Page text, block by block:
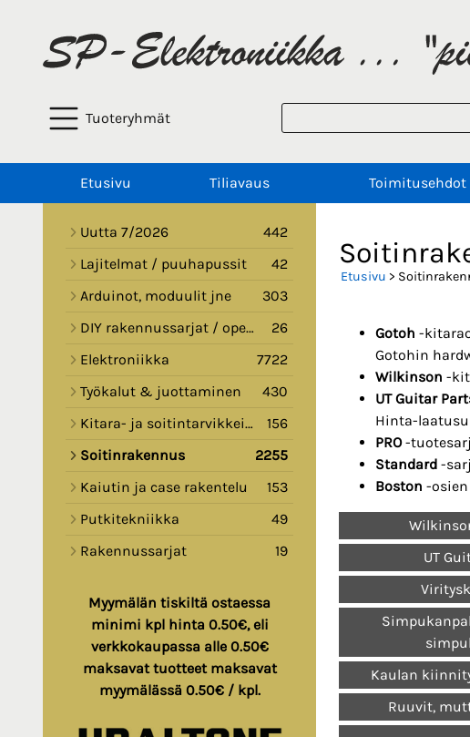
Tuoteryhmät
Etusivu Tiliavaus Toimitusehdot
Uutta 7/2026
442
Lajitelmat / puuhapussit
42
Arduinot, moduulit jne
303
DIY rakennussarjat / opetussarjat
26
Elektroniikka
7722
Työkalut & juottaminen
430
Kitara- ja soitintarvikkeita
156
Soitinrakennus
2255
Kaiutin ja case rakentelu
153
Putkitekniikka
49
Rakennussarjat
19
Myymälän tiskiltä ostaessa
minimi kpl hinta 0.50€, eli
verkkokaupassa alle 0.50€
maksavat tuotteet maksavat
myymälässä 0.50€ / kpl.
Etusivu >
Gotoh -
Gotohin
Wilkinson -
UT Guitar
Hinta-
PRO-
Standard -
Boston -
UT
Kaulan
Ruuvit,